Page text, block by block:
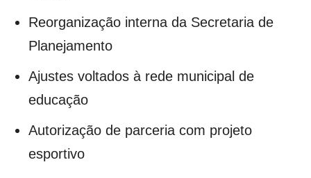
Reorganização interna da Secretaria de
Planejamento
Ajustes voltados à rede municipal de
educação
Autorização de parceria com projeto
esportivo